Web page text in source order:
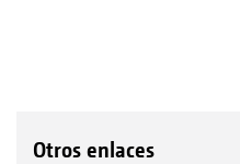
Otros enlaces